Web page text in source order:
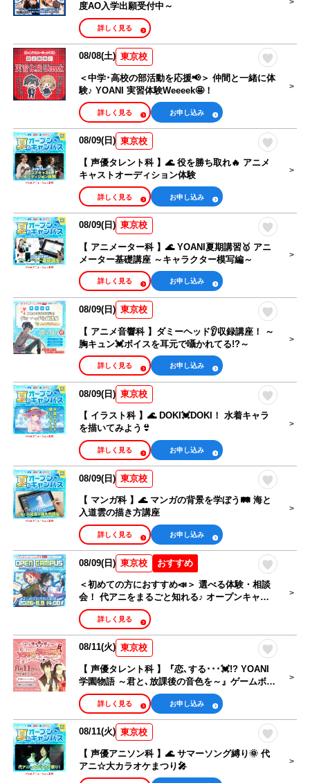
度AO入学出願受付中～
詳しく見る
08/08(土) 東京校
＜中学･高校の部活動を応援📢＞ 仲間と一緒に体
験♪ YOANI 実習体験Weeeek🤩！
お申し込み
詳しく見る
08/09(日) 東京校
【 声優タレント科 】🌊 役を勝ち取れ🔥 アニメ
キャストオーディション体験
お申し込み
詳しく見る
08/09(日) 東京校
【 アニメーター科 】🌊 YOANI夏期講習🥇 アニ
メーター基礎講座 ～キャラクター模写編～
お申し込み
詳しく見る
08/09(日) 東京校
【 アニメ音響科 】ダミーヘッド👂収録講座！ ～
胸キュン💓ボイスを耳元で囁かれてる!?～
お申し込み
詳しく見る
08/09(日) 東京校
【 イラスト科 】🌊 DOKI💓DOKI！ 水着キャラ
を描いてみよう👙
お申し込み
詳しく見る
08/09(日) 東京校
【 マンガ科 】🌊 マンガの背景を学ぼう🛤️ 海と
入道雲の描き方講座
お申し込み
詳しく見る
おすすめ
08/09(日) 東京校
＜初めての方におすすめ📣＞ 選べる体験・相談
会！ 代アニをまるごと知れる♪ オープンキャン
パス🎉
詳しく見る
08/11(火) 東京校
【 声優タレント科 】『恋､する･･･💓!? YOANI
学園物語 ～君と､放課後の音色を～』ゲームボイ
ス収録体験
お申し込み
詳しく見る
08/11(火) 東京校
【 声優アニソン科 】🌊 サマーソング縛り🌞 代
アニ☆大カラオケまつり🎤